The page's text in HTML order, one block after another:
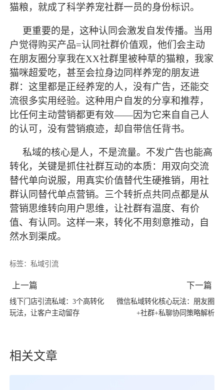
猫粮，就成了科学养宠社群一员的身份标识。
更重要的是，这种认同会激发自发传播。当用
户觉得购买产品=认同社群价值观，他们会主动
在朋友圈分享我在XX社群里被种草的猫粮，我家
猫咪超爱吃，甚至会拉身边同样养宠的朋友进
群：这里都是正经养宠的人，没有广告，还能交
流很多实用经验。这种用户自发的分享和推荐，
比任何主动营销都更有效——因为它来自自己人
的认可，没有营销痕迹，却自带信任背书。
私域的核心是人，不是流量。不发广告也能高
转化，关键是抓住社群互动的本质：用双向交流
替代单向说服，用真实价值替代生硬推销，用社
群认同替代单点营销。三个转折点共同点都是从
营销思维转向用户思维，让社群有温度、有价
值、有认同。这样一来，转化不用刻意推动，自
然水到渠成。
标签：私域引流
上一篇
线下门店引流私域：3个高转化
玩法，让客户主动留存
下一篇
微信私域转化核心玩法：朋友圈
+社群+私聊协同策略解析
相关文章